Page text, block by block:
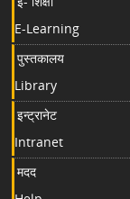
E-Learning
पुस्तकालय
Library
इन्ट्रानेट
Intranet
मदद